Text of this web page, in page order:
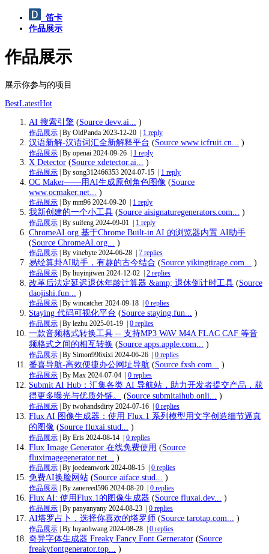
笛卡
作品展示
作品展示
展示你参与的项目
BestLatestHot
AI 搜索引擎 (Source devv.ai... )
作品展示 | By OldPanda 2023-12-20 1 reply
汉语新解-汉语词汇全新解释平台 (Source www.icfruit.cn... )
作品展示 | By openai 2024-09-26 1 reply
X Detector (Source xdetector.ai... )
作品展示 | By song312466353 2024-07-15 1 reply
OC Maker——用AI生成原创角色图像 (Source
www.ocmaker.net...
)
作品展示 | By mm96 2024-09-20 1 reply
我新创建的一个小工具 (Source aisignaturegenerators.com... )
作品展示 | By suifeng 2024-09-01 1 reply
ChromeAI.org 基于Chrome Built-in AI 的浏览器内置 AI助手
(Source ChromeAI.org... )
作品展示 | By vinebyte 2024-06-28 7 replies
易经算卦AI助手，有趣的古今结合 (Source yikingtirage.com... )
作品展示 | By liuyinjiwen 2024-12-02 2 replies
改革后法定延迟退休年龄计算器 &amp; 退休倒计时工具 (Source
daojishi.fun...
)
作品展示 | By wincatcher 2024-09-18 0 replies
Staying 代码可视化平台 (Source staying.fun... )
作品展示 | By lezhu 2025-01-19 0 replies
一款音频格式转换工具 -- 支持MP3 WAV M4A FLAC CAF 等音
频格式之间的相互转换 (Source apps.apple.com... )
作品展示 | By Simon996xixi 2024-06-26 0 replies
番喜导航-高效便捷办公网址导航 (Source fxsh.com... )
作品展示 | By Max 2024-07-04 0 replies
Submit AI Hub：汇集各类 AI 导航站，助力开发者提交产品，获
得更多曝光与优质外链。
(Source submitaihub.onli... )
作品展示 | By twohandsdirty 2024-07-16 0 replies
Flux AI 图像生成器：使用 Flux.1 系列模型用文字创造细节逼真
的图像 (Source fluxai.stud... )
作品展示 | By Eris 2024-08-14 0 replies
Flux Image Generator 在线免费使用 (Source
fluximagegenerator.net...
)
作品展示 | By joedeanwork 2024-08-15 0 replies
免费AI换脸网站 (Source aiface.stud... )
作品展示 | By zanereed596 2024-08-20 0 replies
Flux AI: 使用Flux.1的图像生成器 (Source fluxai.dev... )
作品展示 | By panyanyany 2024-08-23 0 replies
AI塔罗占卜，选择你喜欢的塔罗师 (Source tarotap.com... )
作品展示 | By luyaohwang 2024-08-28 0 replies
奇异字体生成器 Freaky Fancy Font Gernerator (Source
freakyfontgenerator.top...
)